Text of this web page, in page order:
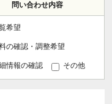
問い合わせ内容
希望
の確認・調整希望
情報の確認 その他